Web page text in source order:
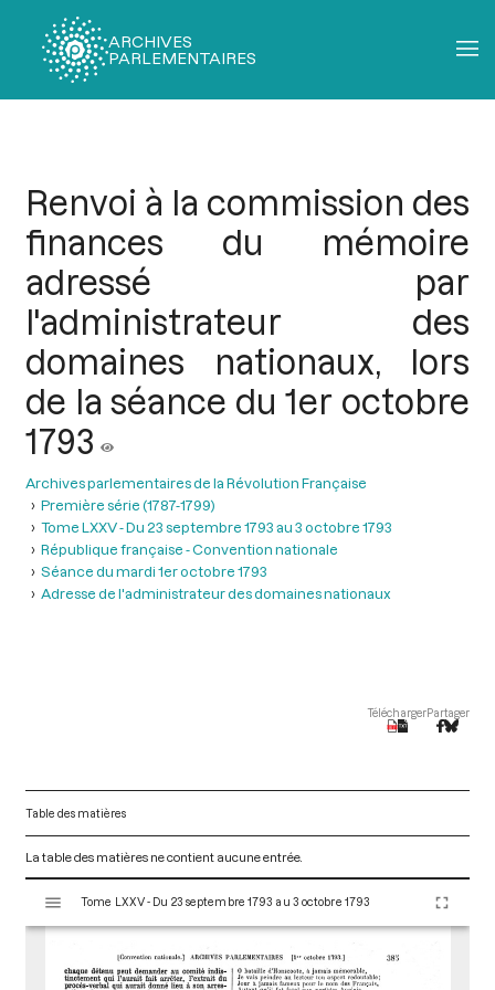
ARCHIVES
PARLEMENTAIRES
Renvoi à la commission des
finances du mémoire
adressé par
l'administrateur des
domaines nationaux, lors
de la séance du 1er octobre
1793
Archives parlementaires de la Révolution Française
Première série (1787-1799)
Tome LXXV - Du 23 septembre 1793 au 3 octobre 1793
République française - Convention nationale
Séance du mardi 1er octobre 1793
Adresse de l'administrateur des domaines nationaux
TéléchargerPartager
Table des matières
La table des matières ne contient aucune entrée.
s
Tome LXXV - Du 23 septembre 1793 au 3 octobre 1793